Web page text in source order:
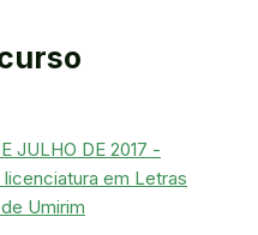
JULHO DE 2017 -
em Letras
Umirim